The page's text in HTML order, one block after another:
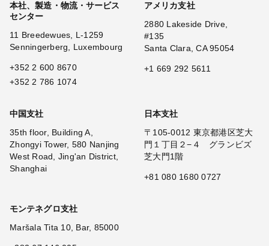
本社、製造・物流・サービス
センター
11 Breedewues, L-1259
Senningerberg, Luxembourg
+352 2 600 8670
+352 2 786 1074
アメリカ支社
2880 Lakeside Drive,
#135
Santa Clara, CA 95054
+1 669 292 5611
中国支社
35th floor, Building A,
Zhongyi Tower, 580 Nanjing
West Road, Jing'an District,
Shanghai
日本支社
〒105-0012 東京都港区芝大
門１丁目２−４ グランビズ
芝大門1階
+81 080 1680 0727
モンテネグロ支社
Maršala Tita 10, Bar, 85000